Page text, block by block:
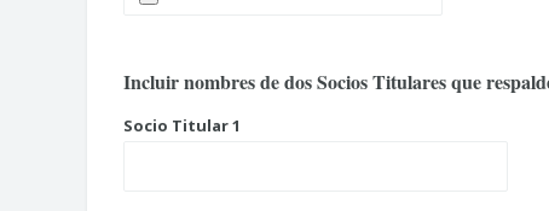
Incluir nombres de dos Socios Titulares que
Socio Titular 1